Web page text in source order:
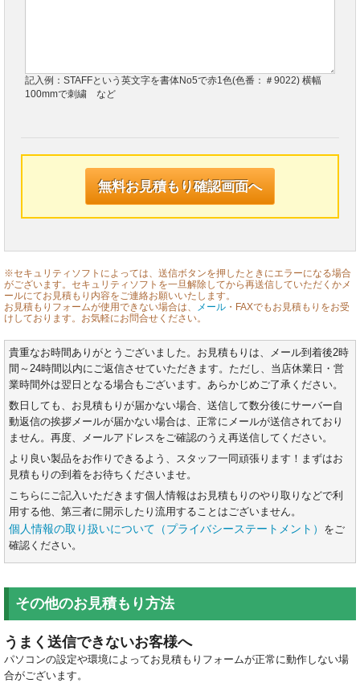
記入例：STAFFという英文字を書体No5で赤1色(色番：＃9022) 横幅
100mmで刺繍 など
※セキュリティソフトによっては、送信ボタンを押したときにエラーになる場合
がございます。セキュリティソフトを一旦解除してから再送信していただくかメ
ールにてお見積もり内容をご連絡お願いいたします。
お見積もりフォームが使用できない場合は、
メール ・FAXでもお見積もりをお受
けしております。お気軽にお問合せください。
貴重なお時間ありがとうございました。お見積もりは、メール到着後2時
間～24時間以内にご返信させていただきます。ただし、当店休業日・営
業時間外は翌日となる場合もございます。あらかじめご了承ください。
数日しても、お見積もりが届かない場合、送信して数分後にサーバー自
動返信の挨拶メールが届かない場合は、正常にメールが送信されており
ません。再度、メールアドレスをご確認のうえ再送信してください。
より良い製品をお作りできるよう、スタッフ一同頑張ります！まずはお
見積もりの到着をお待ちくださいませ。
こちらにご記入いただきます個人情報はお見積もりのやり取りなどで利
用する他、第三者に開示したり流用することはございません。
個人情報の取り扱いについて（プライバシーステートメント） をご
確認ください。
その他のお見積もり方法
うまく送信できないお客様へ
パソコンの設定や環境によってお見積もりフォームが正常に動作しない場
合がございます。